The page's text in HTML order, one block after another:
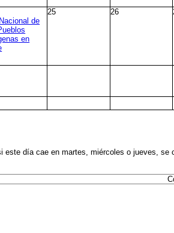
de
en
25 26
este día cae en martes, miércoles o jueves, se